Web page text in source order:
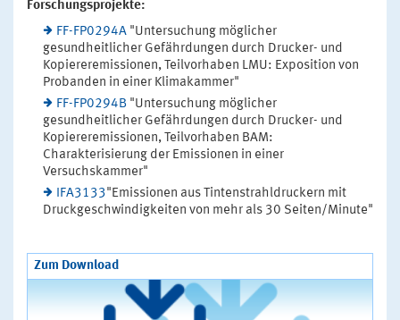
Forschungsprojekte:
FF-FP0294A"Untersuchung möglicher
gesundheitlicher Gefährdungen durch Drucker- und
Kopiereremissionen, Teilvorhaben LMU: Exposition von
Probanden in einer Klimakammer"
FF-FP0294B"Untersuchung möglicher
gesundheitlicher Gefährdungen durch Drucker- und
Kopiereremissionen, Teilvorhaben BAM:
Charakterisierung der Emissionen in einer
Versuchskammer"
IFA3133"Emissionen aus Tintenstrahldruckern mit
Druckgeschwindigkeiten von mehr als 30 Seiten/Minute"
Zum Download